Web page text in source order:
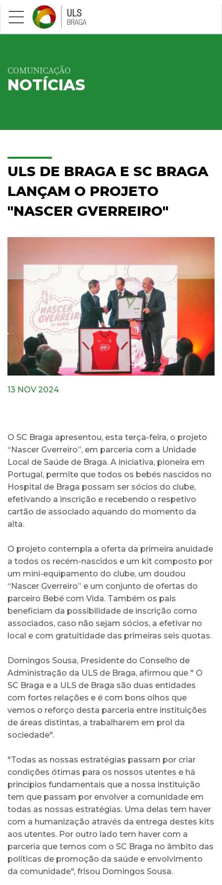
Saltar para conteúdo principal
COMUNICAÇÃO
NOTÍCIAS
ULS DE BRAGA E SC BRAGA
LANÇAM O PROJETO
"NASCER GVERREIRO"
13 NOV 2024
O SC Braga apresentou, esta terça-feira, o projeto
“Nascer Gverreiro”, em parceria com a Unidade
Local de Saúde de Braga. A iniciativa, pioneira em
Portugal, permite que todos os bebés nascidos no
Hospital de Braga possam ser sócios do clube,
efetivando a inscrição e recebendo o respetivo
cartão de associado aquando do momento da
alta.
O projeto contempla a oferta da primeira anuidade
a todos os recém-nascidos e um kit composto por
um mini-equipamento do clube, um doudou
“Nascer Gverreiro” e um conjunto de ofertas do
parceiro Bebé com Vida. Também os pais
beneficiam da possibilidade de inscrição como
associados, caso não sejam sócios, a efetivar no
local e com gratuitidade das primeiras seis quotas.
Domingos Sousa, Presidente do Conselho de
Administração da ULS de Braga, afirmou que " O
SC Braga e a ULS de Braga são duas entidades
com fortes relações e é com bons olhos que
vemos o reforço desta parceria entre instituições
de áreas distintas, a trabalharem em prol da
sociedade".
"Todas as nossas estratégias passam por criar
condições ótimas para os nossos utentes e há
princípios fundamentais que a nossa instituição
tem que passam por envolver a comunidade em
todas as nossas estratégias. Uma delas tem haver
com a humanização através da entrega destes kits
aos utentes. Por outro lado tem haver com a
parceria que temos com o SC Braga no âmbito das
políticas de promoção da saúde e envolvimento
da comunidade", frisou Domingos Sousa.